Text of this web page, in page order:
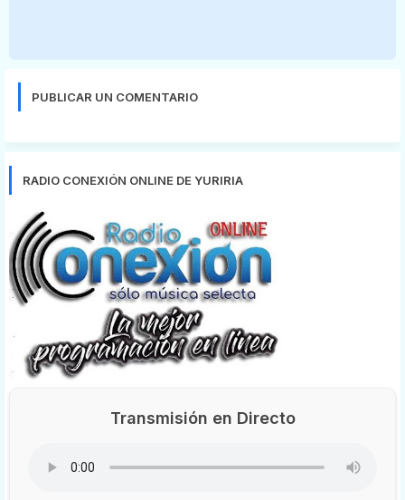
PUBLICAR UN COMENTARIO
RADIO CONEXIÓN ONLINE DE YURIRIA
Transmisión en Directo